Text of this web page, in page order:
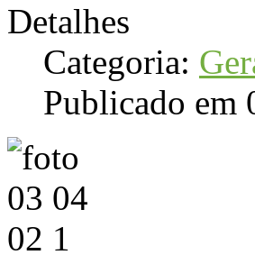
Detalhes
Categoria:
Publicado em